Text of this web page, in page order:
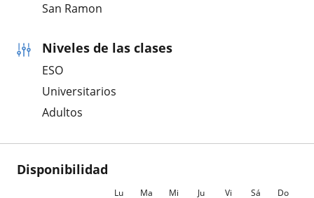
San Ramon
Niveles de las clases
ESO
Universitarios
Adultos
Disponibilidad
Lu Ma Mi Ju Vi Sá Do